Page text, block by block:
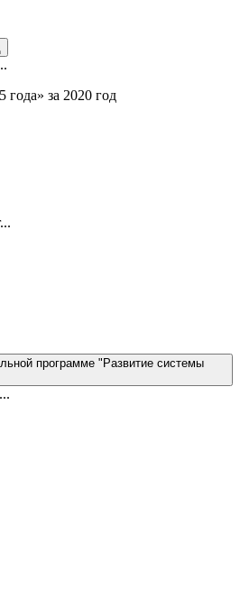
за 2020 год
программе "Развитие системы